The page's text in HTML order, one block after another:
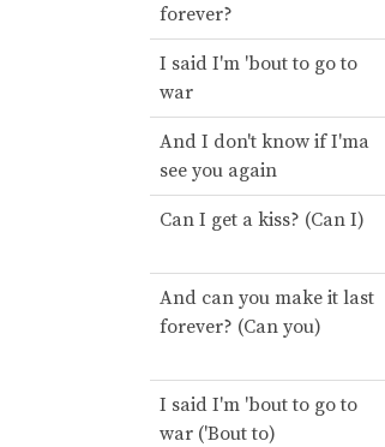
forever?
I said I'm 'bout to go to
war
And I don't know if I'ma
see you again
Can I get a kiss? (Can I)
And can you make it last
forever? (Can you)
I said I'm 'bout to go to
war ('Bout to)